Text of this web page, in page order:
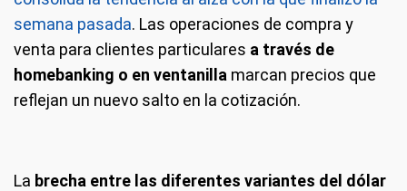
semana pasada. Las operaciones de compra y
venta para clientes particulares a través de
homebanking o en ventanilla marcan precios que
reflejan un nuevo salto en la cotización.
La brecha entre las diferentes variantes del dólar